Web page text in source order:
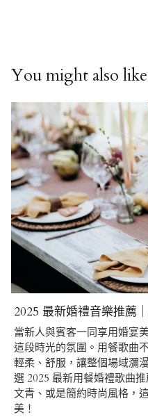
You might also like
2025 最新婚禮音樂推薦
當新人與賓客一同享用婚宴
這段時光的氛圍。用餐歌曲
輕柔、舒服，讓整個場域瀰
選 2025 最新用餐婚禮歌曲
文青、或是簡約時尚風格，
美！